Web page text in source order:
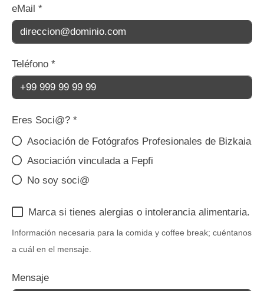
eMail *
Teléfono *
Eres Soci@? *
Asociación de Fotógrafos Profesionales de Bizkaia
Asociación vinculada a Fepfi
No soy soci@
Marca si tienes alergias o intolerancia alimentaria.
Información necesaria para la comida y coffee break; cuéntanos
a cuál en el mensaje.
Mensaje